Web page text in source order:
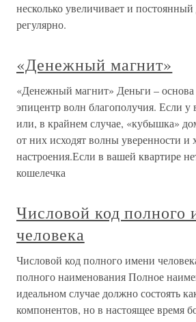
несколько увеличивает и постоянный
регулярно.
«Денежный магнит»
«Денежный магнит» Деньги – основа
эпицентр волн благополучия. Если у
или, в крайнем случае, «кубышка»
от них исходят волны уверенности и
настроения.Если в вашей квартире
кошелечка
Числовой код полного
человека
Числовой код полного имени
полного наименования Полное
идеальном случае должно состоять
компонентов, но в настоящее время